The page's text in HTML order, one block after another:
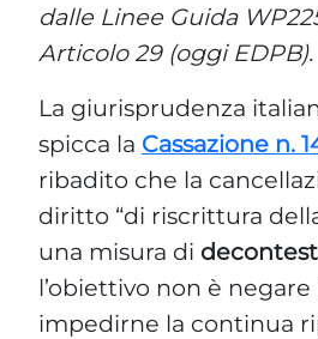
dalle Linee Guida
Articolo 29 (oggi EDPB).
La giurisprudenza
spicca la Cassazione n.
ribadito che la
diritto “di riscrittura
una misura di
l’obiettivo non è
impedirne la continua